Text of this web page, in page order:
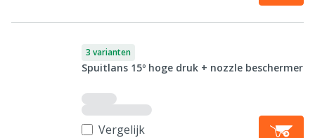
3 varianten
Spuitlans 15º hoge druk + nozzle beschermer
Vergelijk